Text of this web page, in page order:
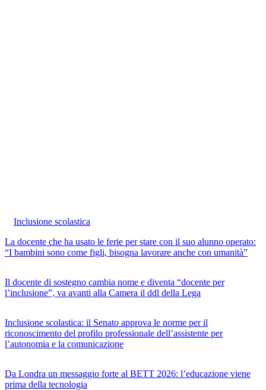
Inclusione scolastica
La docente che ha usato le ferie per stare con il suo alunno operato:
“I bambini sono come figli, bisogna lavorare anche con umanità”
Il docente di sostegno cambia nome e diventa “docente per
l’inclusione”, va avanti alla Camera il ddl della Lega
Inclusione scolastica: il Senato approva le norme per il
riconoscimento del profilo professionale dell’assistente per
l’autonomia e la comunicazione
Da Londra un messaggio forte al BETT 2026: l’educazione viene
prima della tecnologia